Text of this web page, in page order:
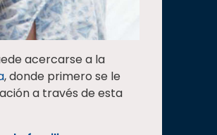
acercarse a la
, donde primero se le
a través de esta